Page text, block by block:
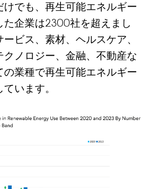
でも、再生可能エネルギー
た企業は2300社を超えまし
ビス、素材、ヘルスケア、
ノロジー、金融、不動産な
の業種で再生可能エネルギー
います。